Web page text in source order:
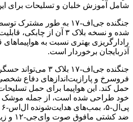
شامل آموزش خلبان و تسلیحات برای
جنگنده جی‌اف-۱۷ به طور
شده و نسخه بلاک ۳ آن از
رادارگریزی بهتری نسبت به هواپیماهای
آذربایجان برخوردار است.
جنگنده جی‌اف-۱۷ بلاک ۳
فروسرخ و پارازیت‌اندازهای دفاع
حمل کند. این هواپیما برای حمل
خود طراحی شده است، از جمله موشک
ضد کشتی مافوق صوت وای‌جی-۱۲ و زیر صوت وای‌جی-۸۳٫